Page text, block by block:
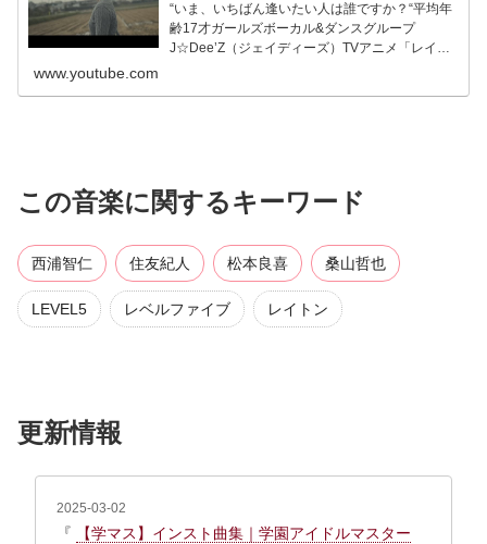
“いま、いちばん逢いたい人は誰ですか？“平均年
齢17才ガールズボーカル&ダンスグループ
J☆Dee’Z（ジェイディーズ）TVアニメ「レイト
www.youtube.com
更新情報
2025-03-02
『
【学マス】インスト曲集｜学園アイドルマスター
この音楽に関するキーワード
西浦智仁 住友紀人 松本良喜 桑山哲也
LEVEL5 レベルファイブ レイトン